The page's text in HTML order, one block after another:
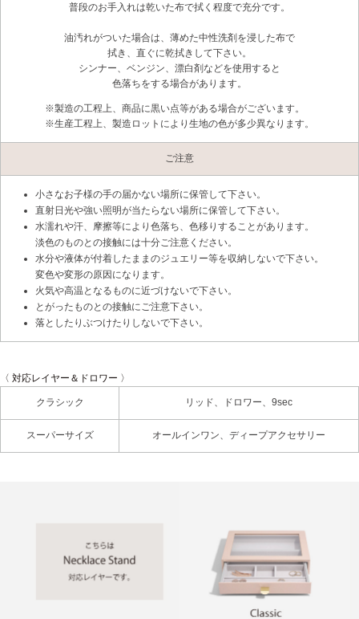
普段のお手入れは乾いた布で拭く程度で充分です。
油汚れがついた場合は、薄めた中性洗剤を浸した布で
拭き、直ぐに乾拭きして下さい。
シンナー、ベンジン、漂白剤などを使用すると
色落ちをする場合があります。
※製造の工程上、商品に黒い点等がある場合がございます。
※生産工程上、製造ロットにより生地の色が多少異なります。
ご注意
小さなお子様の手の届かない場所に保管して下さい。
直射日光や強い照明が当たらない場所に保管して下さい。
水濡れや汗、摩擦等により色落ち、色移りすることがあります。
淡色のものとの接触には十分ご注意ください。
水分や液体が付着したままのジュエリー等を収納しないで下さい。
変色や変形の原因になります。
火気や高温となるものに近づけないで下さい。
とがったものとの接触にご注意下さい。
落としたりぶつけたりしないで下さい。
〈 対応レイヤー＆ドロワー 〉
クラシック リッド、ドロワー、9sec
スーパーサイズ オールインワン、ディープアクセサリー